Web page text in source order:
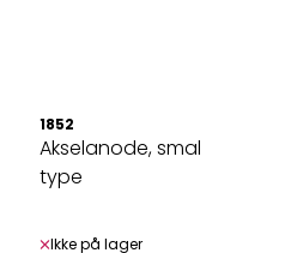
1852
Akselanode, smal
type
Ikke på lager